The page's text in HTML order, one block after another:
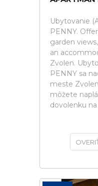
Ubytovanie
PENNY.
garden
an
Zvolen.
PENNY sa
meste
môžete
dovolenku